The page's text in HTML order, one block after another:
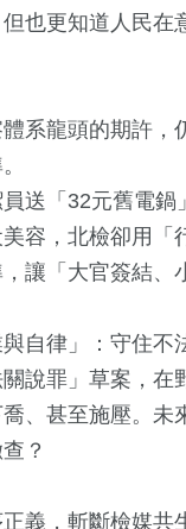
也更知道人民在
系龍頭的期許，
送「32元舊電
容，北檢卻用
讓「大官簽結、
自律」：守住不
說罪」草案，在
、甚至施壓。未
？
義，斬斷檢媒共